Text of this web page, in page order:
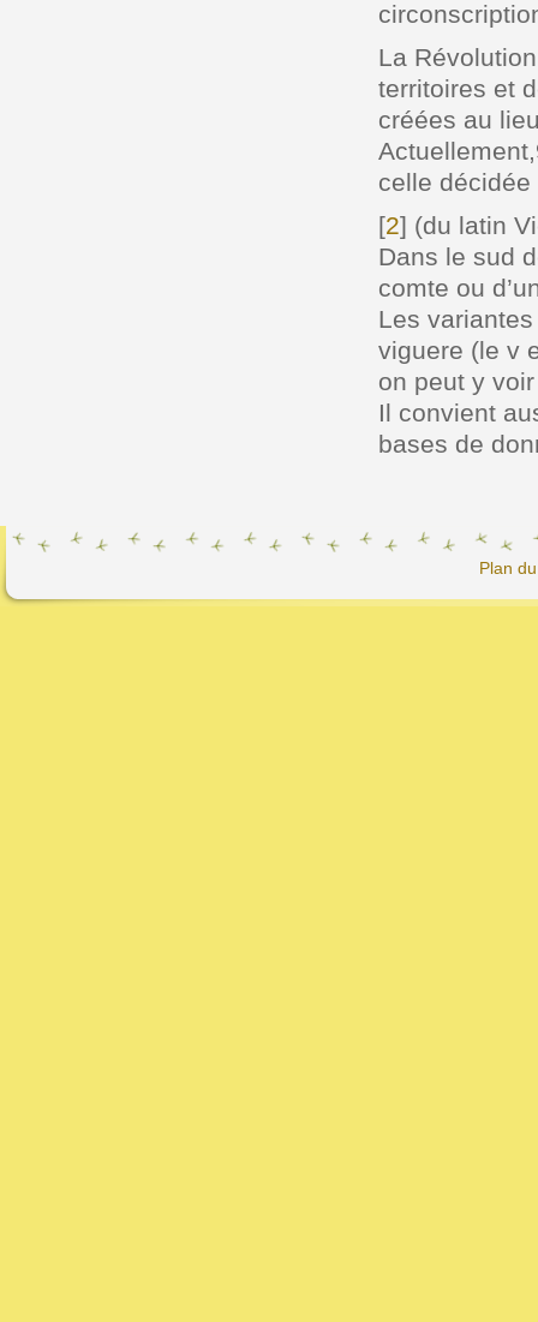
La
territoires et
créées au
celle
[2] (du latin
Dans le sud
comte ou
Les
viguere (le v
on peut y
Il convient
bases de
Plan